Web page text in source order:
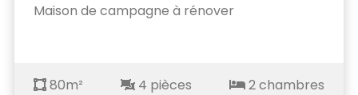
Maison de campagne à rénover
80m² 4 pièces 2 chambres